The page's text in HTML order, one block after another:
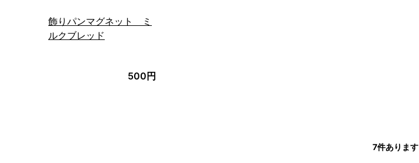
飾りパンマグネット ミ
ルクブレッド
500円
7件あります